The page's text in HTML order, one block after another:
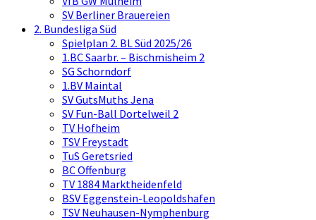
SV Berliner Brauereien
2. Bundesliga Süd
Spielplan 2. BL Süd 2025/26
1.BC Saarbr. – Bischmisheim 2
SG Schorndorf
1.BV Maintal
SV GutsMuths Jena
SV Fun-Ball Dortelweil 2
TV Hofheim
TSV Freystadt
TuS Geretsried
BC Offenburg
TV 1884 Marktheidenfeld
BSV Eggenstein-Leopoldshafen
TSV Neuhausen-Nymphenburg